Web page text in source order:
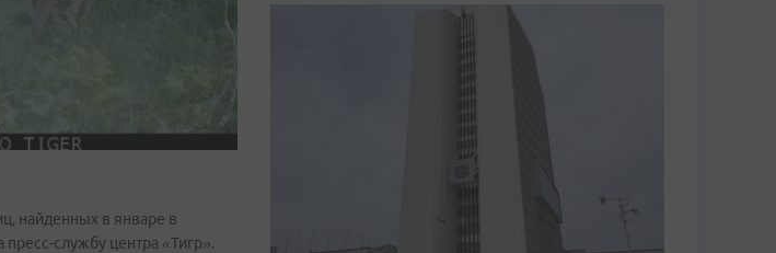
найденных в январе в
службу центра «Тигр».